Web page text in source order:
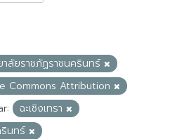
าลัยราชภัฏราชนครินทร์
Commons Attribution
ฉะเชิงเทรา
นทร์